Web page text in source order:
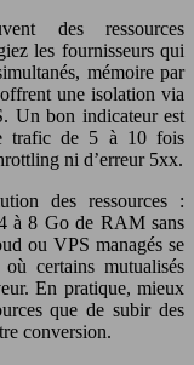
des ressources
les fournisseurs qui
mémoire par
une isolation via
Un bon indicateur est
trafic de 5 à 10 fois
ni d’erreur 5xx.
des ressources :
à 8 Go de RAM sans
ou VPS managés se
certains mutualisés
En pratique, mieux
que de subir des
conversion.